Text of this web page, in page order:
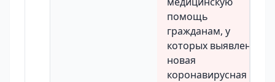
помощь
гражданам, у
которых выявлена
новая
коронавирусная